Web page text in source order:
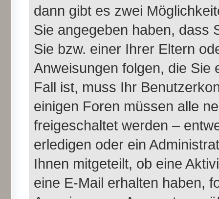
dann gibt es zwei
Sie angegeben haben, dass
Sie bzw. einer Ihrer Eltern
Anweisungen folgen, die Sie
Fall ist, muss Ihr
einigen Foren müssen alle
freigeschaltet werden –
erledigen oder ein
Ihnen mitgeteilt, ob eine
eine E-Mail erhalten haben,